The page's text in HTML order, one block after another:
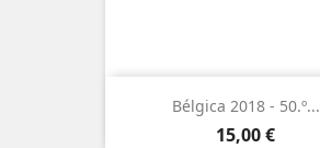
Bélgica 2018 - 50.º...
Preço
15,00 €